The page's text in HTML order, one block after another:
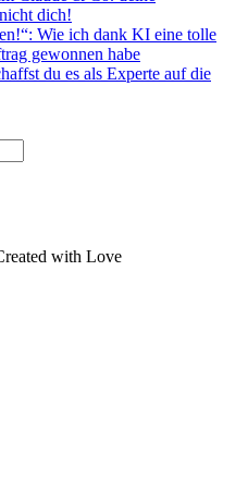
dich!
Wie ich dank KI eine tolle
gewonnen habe
du es als Experte auf die
with Love